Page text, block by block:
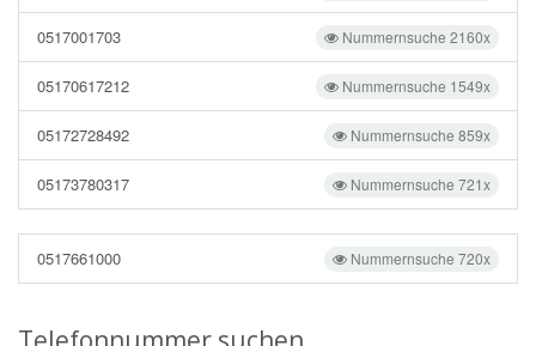
Nummernsuche 2160x
0517001703
Nummernsuche 1549x
05170617212
Nummernsuche 859x
05172728492
Nummernsuche 721x
05173780317
Nummernsuche 720x
0517661000